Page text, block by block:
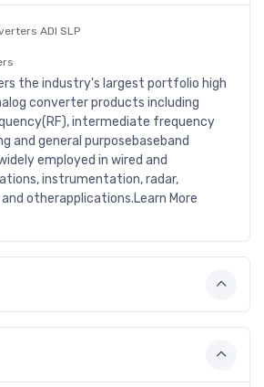
ADI SLP
the industry's largest portfolio high
converter products including
intermediate frequency
and general purposebaseband
employed in wired and
instrumentation, radar,
otherapplications.Learn More